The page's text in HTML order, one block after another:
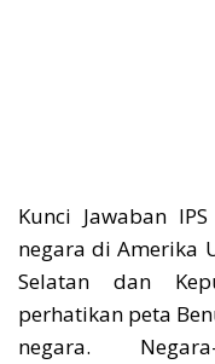
Kunci Jawaban
negara di Amerika
Selatan dan
perhatikan peta
negara.